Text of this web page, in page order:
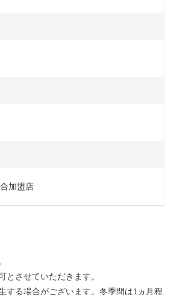
加盟店
させていただきます。
する場合がございます。冬季間は1ヵ月程